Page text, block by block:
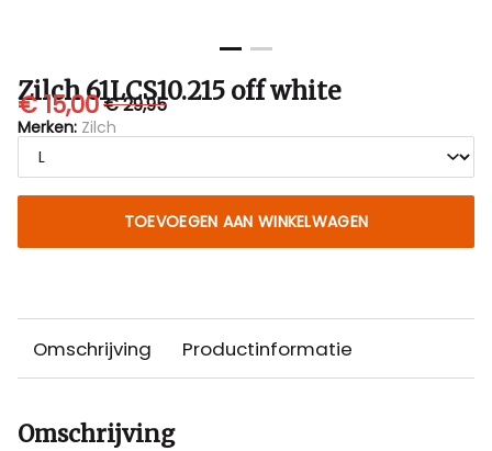
Zilch 61LCS10.215 off white
€ 15,00€ 29,95
Merken: Zilch
TOEVOEGEN AAN WINKELWAGEN
Omschrijving Productinformatie
Omschrijving